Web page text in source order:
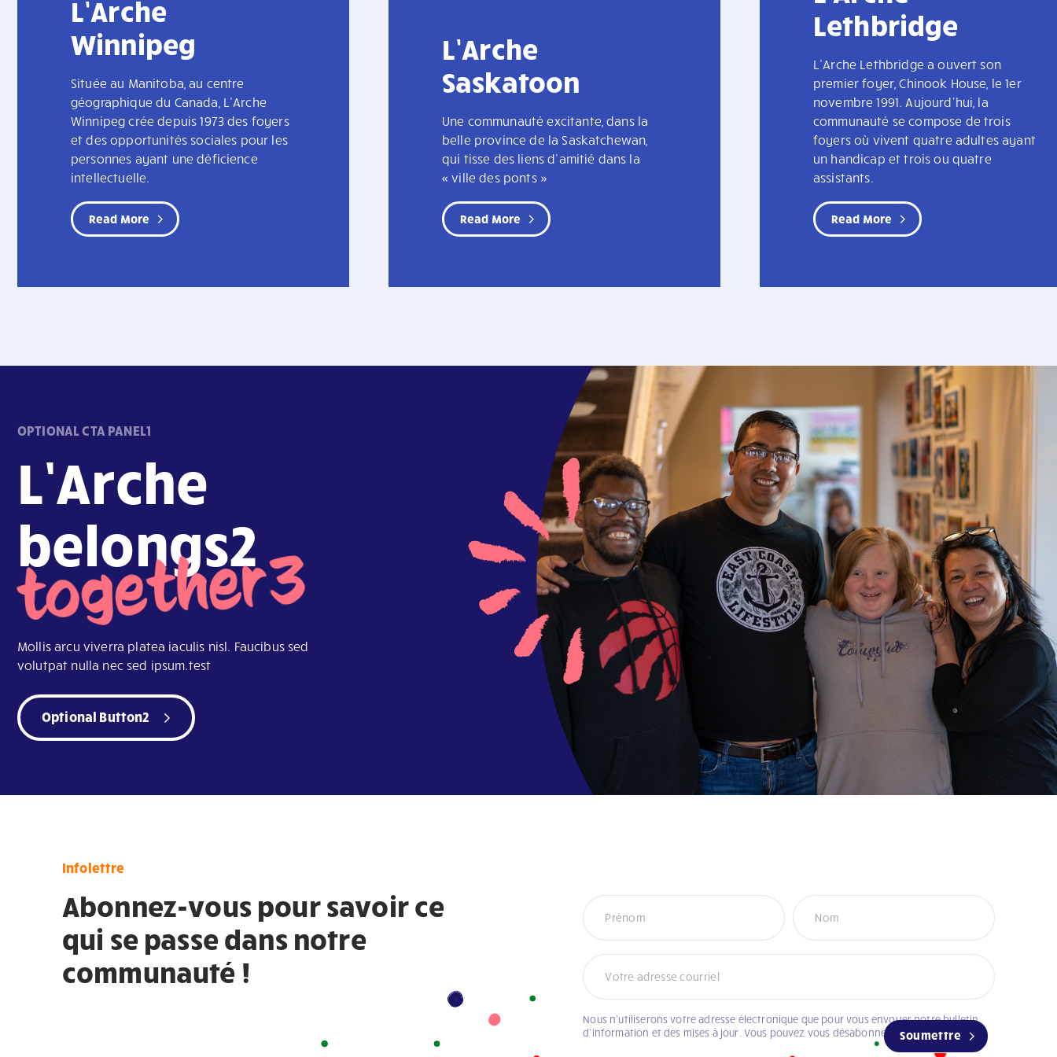
L’Arche
Winnipeg
Située au Manitoba, au centre
géographique du Canada, L’Arche
Winnipeg crée depuis 1973 des foyers
et des opportunités sociales pour les
personnes ayant une déficience
intellectuelle.
Read More
L’Arche
Saskatoon
Une communauté excitante, dans la
belle province de la Saskatchewan,
qui tisse des liens d’amitié dans la
« ville des ponts »
Read More
Lethbridge
L’Arche Lethbridge a ouvert son
premier foyer, Chinook House, le 1er
novembre 1991. Aujourd'hui, la
communauté se compose de trois
foyers où vivent quatre adultes ayant
un handicap et trois ou quatre
assistants.
Read More
OPTIONAL CTA PANEL1
L’Arche
belongs2
together3
Mollis arcu viverra platea iaculis nisl. Faucibus sed
volutpat nulla nec sed ipsum.test
Optional Button2
Infolettre
Abonnez-vous pour savoir ce
qui se passe dans notre
communauté !
Infolettre
Soumettre
Nous n’utiliserons votre adresse électronique que pour vous envoyer notre bulletin
d’information et des mises à jour. Vous pouvez vous désabonner à tout moment.